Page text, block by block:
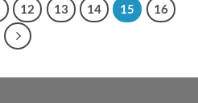
12 13 14 15 16